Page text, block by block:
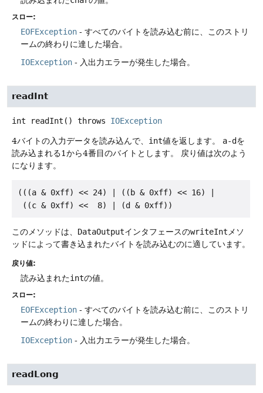
スロー:
EOFException - すべてのバイトを読み込む前に、このストリ
ームの終わりに達した場合。
IOException - 入出力エラーが発生した場合。
readInt
int readInt () throws IOException
4バイトの入力データを読み込んで、 int値を返します。 a-dを
読み込まれる1から4番目のバイトとします。
戻り値は次のよう
になります。
(((a & 0xff) << 24) | ((b & 0xff) << 16) |
このメソッドは、 DataOutputインタフェースのwriteInt メソ
ッドによって書き込まれたバイトを読み込むのに適しています。
戻り値:
読み込まれたintの値。
スロー:
EOFException - すべてのバイトを読み込む前に、このストリ
ームの終わりに達した場合。
IOException - 入出力エラーが発生した場合。
readLong